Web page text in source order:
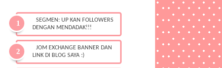
SEGMEN: UP KAN FOLLOWERS
DENGAN MENDADAK!!!
JOM EXCHANGE BANNER DAN
LINK DI BLOG SAYA :)